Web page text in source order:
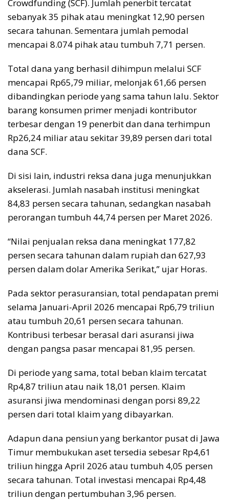
Crowdfunding (SCF). Jumlah penerbit tercatat
sebanyak 35 pihak atau meningkat 12,90 persen
secara tahunan. Sementara jumlah pemodal
mencapai 8.074 pihak atau tumbuh 7,71 persen.
Total dana yang berhasil dihimpun melalui SCF
mencapai Rp65,79 miliar, melonjak 61,66 persen
dibandingkan periode yang sama tahun lalu. Sektor
barang konsumen primer menjadi kontributor
terbesar dengan 19 penerbit dan dana terhimpun
Rp26,24 miliar atau sekitar 39,89 persen dari total
dana SCF.
Di sisi lain, industri reksa dana juga menunjukkan
akselerasi. Jumlah nasabah institusi meningkat
84,83 persen secara tahunan, sedangkan nasabah
perorangan tumbuh 44,74 persen per Maret 2026.
“Nilai penjualan reksa dana meningkat 177,82
persen secara tahunan dalam rupiah dan 627,93
persen dalam dolar Amerika Serikat,” ujar Horas.
Pada sektor perasuransian, total pendapatan premi
selama Januari-April 2026 mencapai Rp6,79 triliun
atau tumbuh 20,61 persen secara tahunan.
Kontribusi terbesar berasal dari asuransi jiwa
dengan pangsa pasar mencapai 81,95 persen.
Di periode yang sama, total beban klaim tercatat
Rp4,87 triliun atau naik 18,01 persen. Klaim
asuransi jiwa mendominasi dengan porsi 89,22
persen dari total klaim yang dibayarkan.
Adapun dana pensiun yang berkantor pusat di Jawa
Timur membukukan aset tersedia sebesar Rp4,61
triliun hingga April 2026 atau tumbuh 4,05 persen
secara tahunan. Total investasi mencapai Rp4,48
triliun dengan pertumbuhan 3,96 persen.